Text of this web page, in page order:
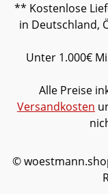
** Kostenlose
in Deutschland,
Unter 1.000€
Alle Preise
Versandkosten
©